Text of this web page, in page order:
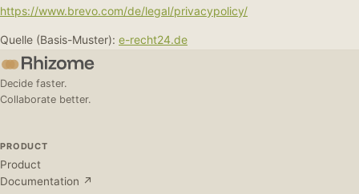
https://www.brevo.com/de/legal/privacypolicy/
Quelle (Basis-Muster): e-recht24.de
Decide faster.
Collaborate better.
PRODUCT
Product
Documentation ↗